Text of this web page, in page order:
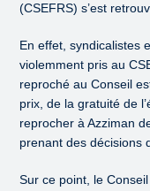
(CSEFRS) s’est
En effet, syndicalistes
violemment pris au
reproché au Conseil
prix, de la gratuité de
reprocher à Azziman
prenant des décisions
Sur ce point, le